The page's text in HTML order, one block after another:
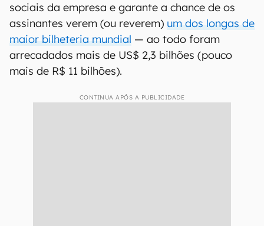
sociais da empresa e garante a chance de os
assinantes verem (ou reverem) um dos longas de
maior bilheteria mundial — ao todo foram
arrecadados mais de US$ 2,3 bilhões (pouco
mais de R$ 11 bilhões).
CONTINUA APÓS A PUBLICIDADE